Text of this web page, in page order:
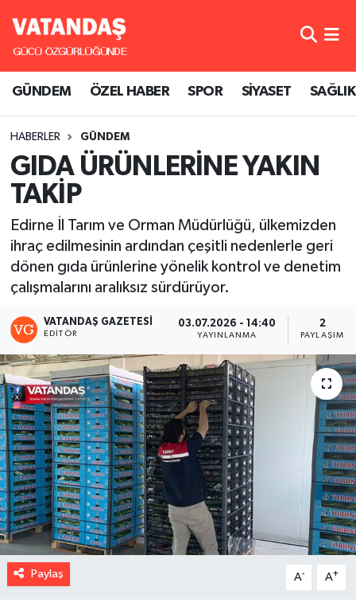
GÜNDEM ÖZEL HABER SPOR SİYASET SAĞLIK
HABERLER GÜNDEM
GIDA ÜRÜNLERİNE YAKIN
TAKİP
Edirne İl Tarım ve Orman Müdürlüğü, ülkemizden
ihraç edilmesinin ardından çeşitli nedenlerle geri
dönen gıda ürünlerine yönelik kontrol ve denetim
çalışmalarını aralıksız sürdürüyor.
VATANDAŞ GAZETESI
EDITÖR
03.07.2026 - 14:40
YAYINLANMA
2
PAYLAŞIM
Paylaş A- A+
GÜNDEM
SPOR
SİYASET
SAĞLIK
Hava Durumu
Süper Lig Puan Durumu ve Fikstür
Tüm Manşetler
Son Dakika Haberleri
Haber Arşivi